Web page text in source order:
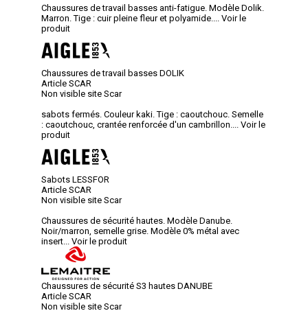
Chaussures de travail basses anti-fatigue. Modèle Dolik.
Marron. Tige : cuir pleine fleur et polyamide....
Voir le
produit
Chaussures de travail basses DOLIK
Article SCAR
Non visible site Scar
sabots fermés. Couleur kaki. Tige : caoutchouc. Semelle
: caoutchouc, crantée renforcée d'un cambrillon....
Voir le
produit
Sabots LESSFOR
Article SCAR
Non visible site Scar
Chaussures de sécurité hautes. Modèle Danube.
Noir/marron, semelle grise. Modèle 0% métal avec
insert...
Voir le produit
Chaussures de sécurité S3 hautes DANUBE
Article SCAR
Non visible site Scar